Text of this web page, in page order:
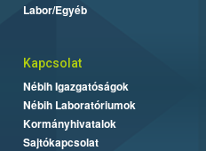
Labor/Egyéb
Kapcsolat
Nébih Igazgatóságok
Nébih Laboratóriumok
Kormányhivatalok
Sajtókapcsolat